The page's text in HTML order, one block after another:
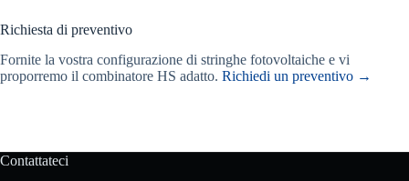
Richiesta di preventivo
Fornite la vostra configurazione di stringhe fotovoltaiche e vi
proporremo il combinatore HS adatto. Richiedi un preventivo →
Contattateci